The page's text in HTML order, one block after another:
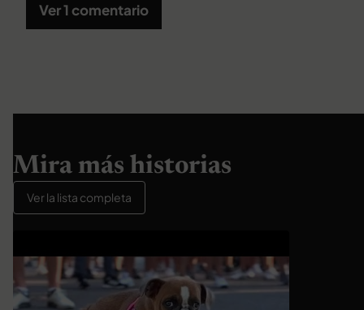
Ver 1 comentario
Mira más historias
Ver la lista completa